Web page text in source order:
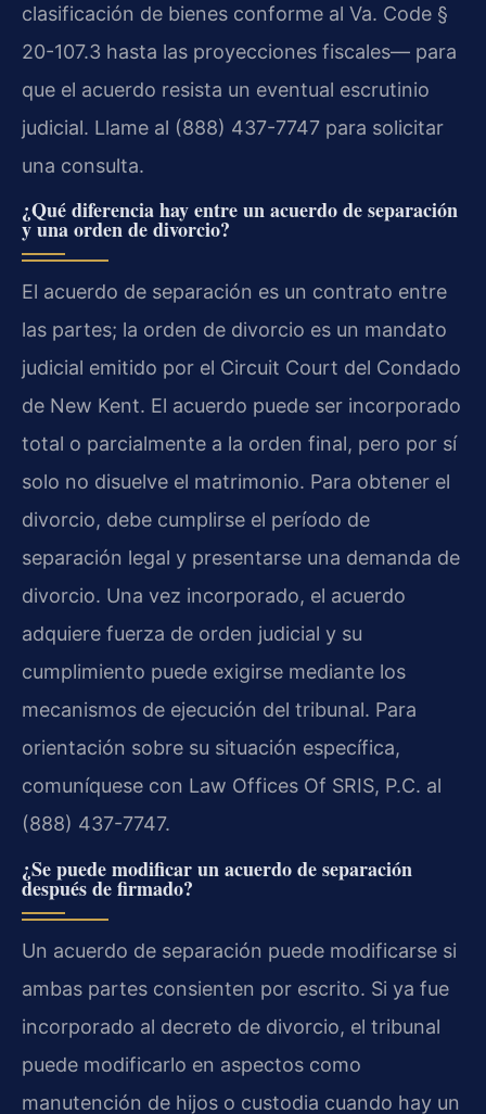
clasificación de bienes conforme al Va. Code §
20-107.3 hasta las proyecciones fiscales— para
que el acuerdo resista un eventual escrutinio
judicial. Llame al (888) 437-7747 para solicitar
una consulta.
¿Qué diferencia hay entre un acuerdo de separación
y una orden de divorcio?
El acuerdo de separación es un contrato entre
las partes; la orden de divorcio es un mandato
judicial emitido por el Circuit Court del Condado
de New Kent. El acuerdo puede ser incorporado
total o parcialmente a la orden final, pero por sí
solo no disuelve el matrimonio. Para obtener el
divorcio, debe cumplirse el período de
separación legal y presentarse una demanda de
divorcio. Una vez incorporado, el acuerdo
adquiere fuerza de orden judicial y su
cumplimiento puede exigirse mediante los
mecanismos de ejecución del tribunal. Para
orientación sobre su situación específica,
comuníquese con Law Offices Of SRIS, P.C. al
(888) 437-7747.
¿Se puede modificar un acuerdo de separación
después de firmado?
Un acuerdo de separación puede modificarse si
ambas partes consienten por escrito. Si ya fue
incorporado al decreto de divorcio, el tribunal
puede modificarlo en aspectos como
manutención de hijos o custodia cuando hay un